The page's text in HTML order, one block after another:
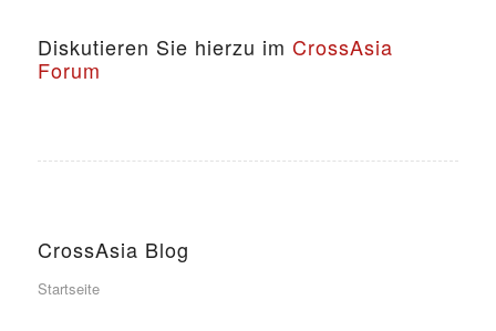
Diskutieren Sie hierzu im CrossAsia
Forum
CrossAsia Blog
Startseite